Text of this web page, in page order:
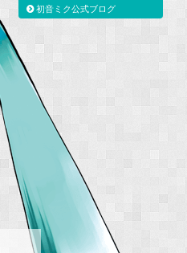
初音ミク公式ブログ